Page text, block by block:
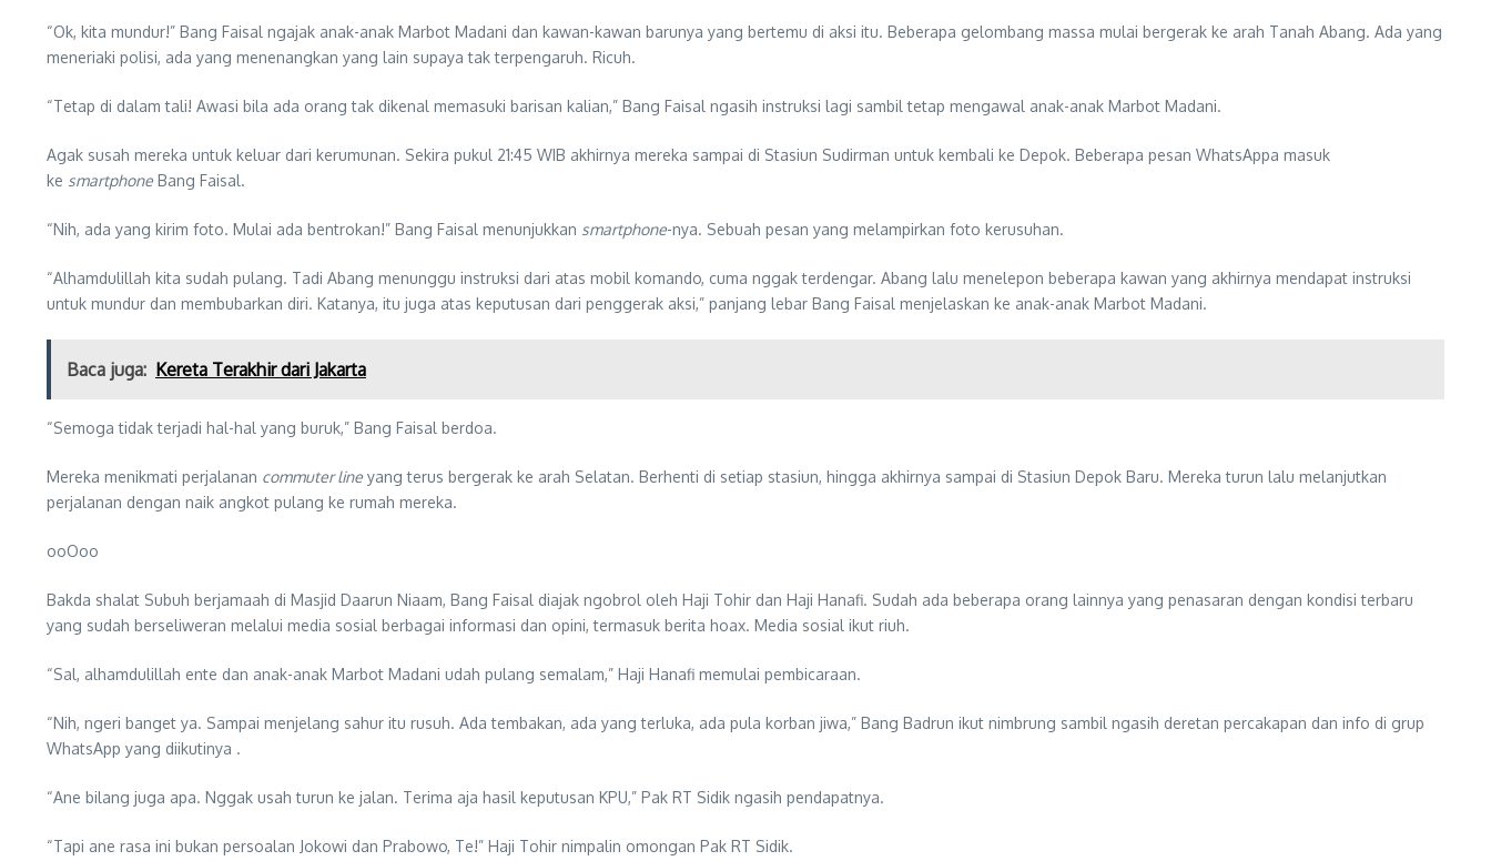
“Ok, kita mundur!” Bang Faisal ngajak anak-anak Marbot Madani dan kawan-kawan barunya yang bertemu di aksi itu. Beberapa gelombang massa mulai bergerak ke arah Tanah Abang. Ada yang
meneriaki polisi, ada yang menenangkan yang lain supaya tak terpengaruh. Ricuh.
“Tetap di dalam tali! Awasi bila ada orang tak dikenal memasuki barisan kalian,” Bang Faisal ngasih instruksi lagi sambil tetap mengawal anak-anak Marbot Madani.
Agak susah mereka untuk keluar dari kerumunan. Sekira pukul 21:45 WIB akhirnya mereka sampai di Stasiun Sudirman untuk kembali ke Depok. Beberapa pesan WhatsAppa masuk
ke smartphone Bang Faisal.
“Nih, ada yang kirim foto. Mulai ada bentrokan!” Bang Faisal menunjukkan smartphone-nya. Sebuah pesan yang melampirkan foto kerusuhan.
“Alhamdulillah kita sudah pulang. Tadi Abang menunggu instruksi dari atas mobil komando, cuma nggak terdengar. Abang lalu menelepon beberapa kawan yang akhirnya mendapat instruksi
untuk mundur dan membubarkan diri. Katanya, itu juga atas keputusan dari penggerak aksi,” panjang lebar Bang Faisal menjelaskan ke anak-anak Marbot Madani.
Baca juga: Kereta Terakhir dari Jakarta
“Semoga tidak terjadi hal-hal yang buruk,” Bang Faisal berdoa.
Mereka menikmati perjalanan commuter line yang terus bergerak ke arah Selatan. Berhenti di setiap stasiun, hingga akhirnya sampai di Stasiun Depok Baru. Mereka turun lalu melanjutkan
perjalanan dengan naik angkot pulang ke rumah mereka.
ooOoo
Bakda shalat Subuh berjamaah di Masjid Daarun Niaam, Bang Faisal diajak ngobrol oleh Haji Tohir dan Haji Hanafi. Sudah ada beberapa orang lainnya yang penasaran dengan kondisi terbaru
yang sudah berseliweran melalui media sosial berbagai informasi dan opini, termasuk berita hoax. Media sosial ikut riuh.
“Sal, alhamdulillah ente dan anak-anak Marbot Madani udah pulang semalam,” Haji Hanafi memulai pembicaraan.
“Nih, ngeri banget ya. Sampai menjelang sahur itu rusuh. Ada tembakan, ada yang terluka, ada pula korban jiwa,” Bang Badrun ikut nimbrung sambil ngasih deretan percakapan dan info di grup
WhatsApp yang diikutinya .
“Ane bilang juga apa. Nggak usah turun ke jalan. Terima aja hasil keputusan KPU,” Pak RT Sidik ngasih pendapatnya.
“Tapi ane rasa ini bukan persoalan Jokowi dan Prabowo, Te!” Haji Tohir nimpalin omongan Pak RT Sidik.